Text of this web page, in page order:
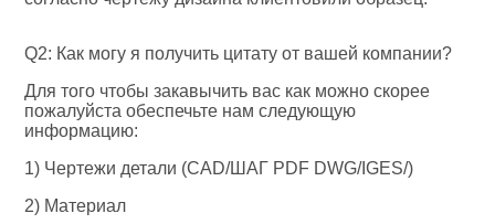
Q2: Как могу я получить цитату от вашей компании?
Для того чтобы закавычить вас как можно скорее
пожалуйста обеспечьте нам следующую
информацию:
1) Чертежи детали (CAD/ШАГ PDF DWG/IGES/)
2) Материал